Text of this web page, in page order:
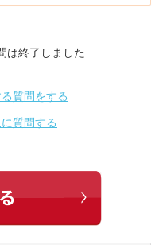
は終了しました
質問をする
質問する